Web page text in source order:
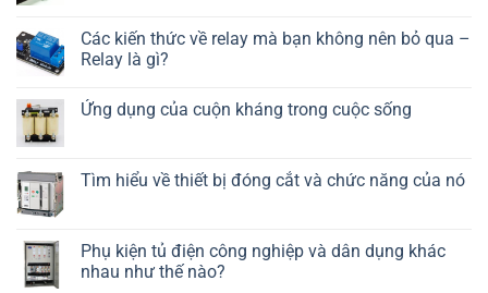
Các kiến thức về relay mà bạn không nên bỏ qua –
Relay là gì?
Ứng dụng của cuộn kháng trong cuộc sống
Tìm hiểu về thiết bị đóng cắt và chức năng của nó
Phụ kiện tủ điện công nghiệp và dân dụng khác
nhau như thế nào?